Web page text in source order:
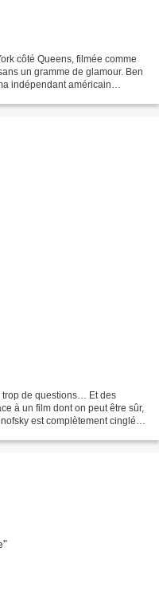
côté Queens, filmée comme
un gramme de glamour. Ben
indépendant américain
trop de questions… Et des
à un film dont on peut être sûr,
est complètement cinglé,